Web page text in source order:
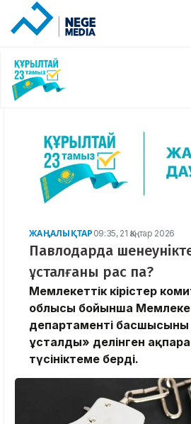
ЖАҢАЛЫҚТАР 09:35, 21 Қаңтар 2026
Павлодарда
ұсталғаны рас па?
Мемлекеттік кірістер
облысы бойынша
департаменті
ұсталды» делінген
түсініктеме берді.